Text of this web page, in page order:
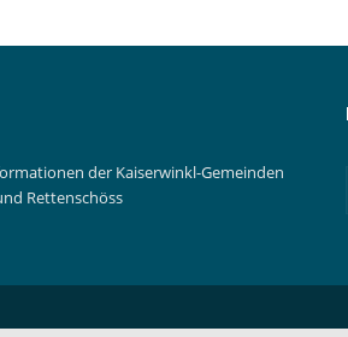
der Kaiserwinkl-Gemeinden
Rettenschöss